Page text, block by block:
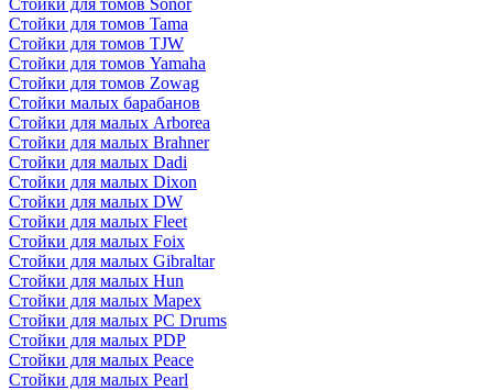
Стойки для томов Sonor
Стойки для томов Tama
Стойки для томов TJW
Стойки для томов Yamaha
Стойки для томов Zowag
Стойки малых барабанов
Стойки для малых Arborea
Стойки для малых Brahner
Стойки для малых Dadi
Стойки для малых Dixon
Стойки для малых DW
Стойки для малых Fleet
Стойки для малых Foix
Стойки для малых Gibraltar
Стойки для малых Hun
Стойки для малых Mapex
Стойки для малых PC Drums
Стойки для малых PDP
Стойки для малых Peace
Стойки для малых Pearl